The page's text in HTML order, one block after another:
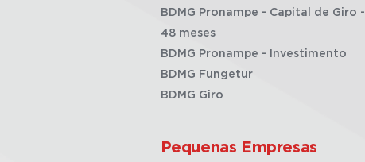
BDMG Pronampe - Capital de Giro -
48 meses
BDMG Pronampe - Investimento
BDMG Fungetur
BDMG Giro
Pequenas Empresas